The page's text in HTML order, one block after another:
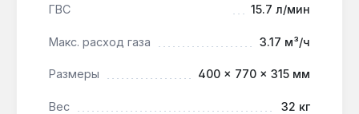
ГВС
15.7 л/мин
Макс. расход газа 3.17 м³/ч
Размеры 400 × 770 × 315 мм
Вес 32 кг